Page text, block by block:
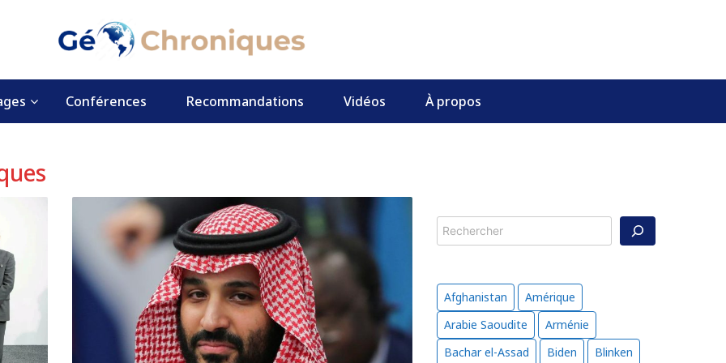
Conférences Recommandations Vidéos À propos
Rechercher
Afghanistan
Amérique
Arabie Saoudite
Arménie
Bachar el-Assad
Biden
Blinken